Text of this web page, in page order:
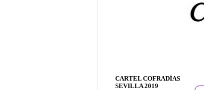
CARTEL COFRADÍAS
SEVILLA 2019